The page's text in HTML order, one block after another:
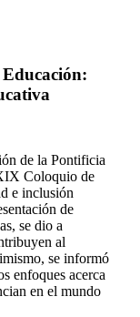
de la Pontificia
Coloquio de
e inclusión
de
se dio a
al
se informó
enfoques acerca
en el mundo